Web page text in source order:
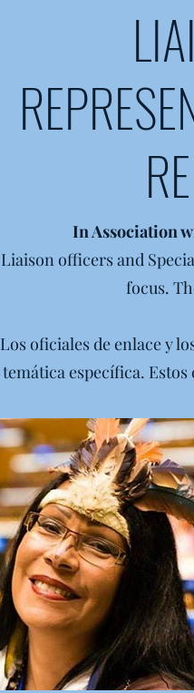
In Association
Liaison officers and
focus.
Los oficiales de enlace y
temática específica.